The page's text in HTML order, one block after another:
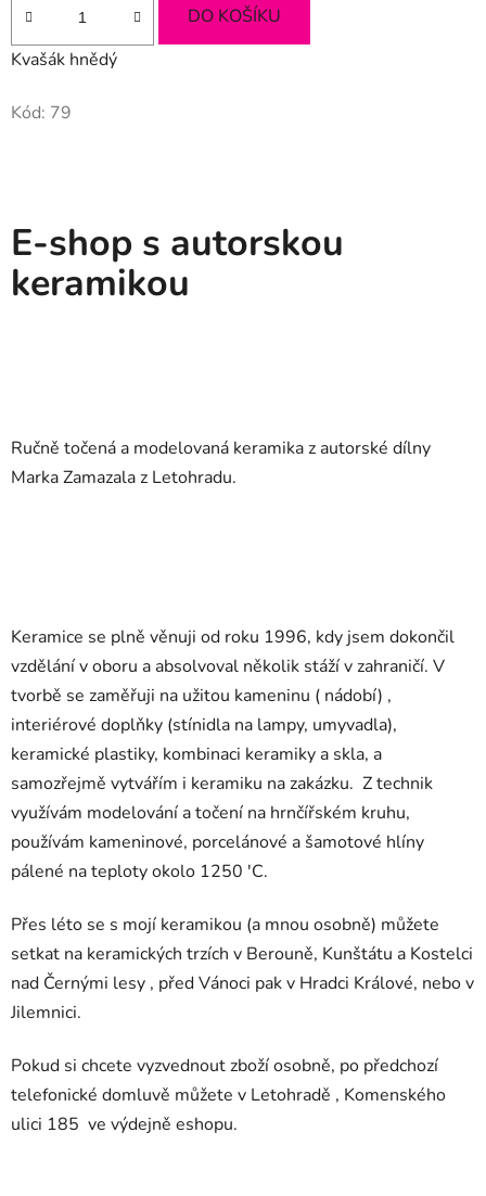
DO KOŠÍKU
Kvašák hnědý
Kód: 79
E-shop s autorskou
keramikou
Ručně točená a modelovaná keramika z autorské dílny
Marka Zamazala z Letohradu.
Keramice se plně věnuji od roku 1996, kdy jsem dokončil
vzdělání v oboru a absolvoval několik stáží v zahraničí. V
tvorbě se zaměřuji na užitou kameninu ( nádobí) ,
interiérové doplňky (stínidla na lampy, umyvadla),
keramické plastiky, kombinaci keramiky a skla, a
samozřejmě vytvářím i keramiku na zakázku. Z technik
využívám modelování a točení na hrnčířském kruhu,
používám kameninové, porcelánové a šamotové hlíny
pálené na teploty okolo 1250 'C.
Přes léto se s mojí keramikou (a mnou osobně) můžete
setkat na keramických trzích v Berouně, Kunštátu a Kostelci
nad Černými lesy , před Vánoci pak v Hradci Králové, nebo v
Jilemnici.
Pokud si chcete vyzvednout zboží osobně, po předchozí
telefonické domluvě můžete v Letohradě , Komenského
ulici 185 ve výdejně eshopu.